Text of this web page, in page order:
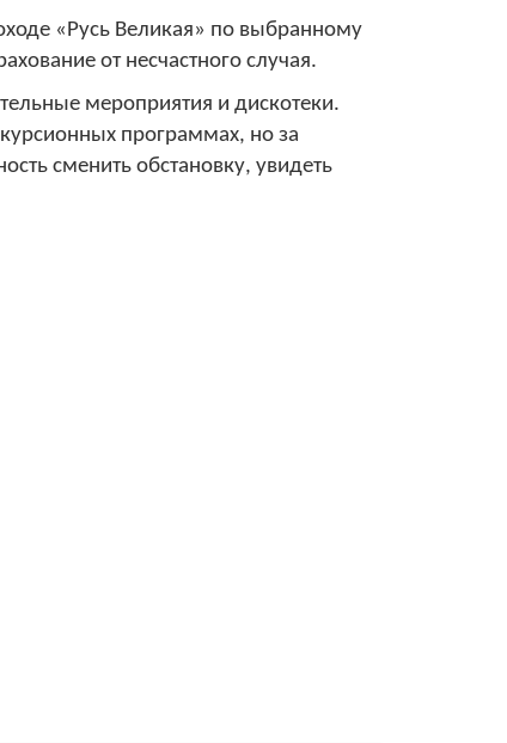
«Русь Великая» по выбранному
от несчастного случая.
мероприятия и дискотеки.
программах, но за
сменить обстановку, увидеть